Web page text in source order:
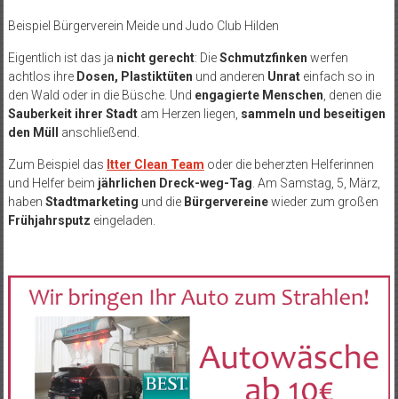
Beispiel Bürgerverein Meide und Judo Club Hilden
Eigentlich ist das ja nicht gerecht: DieSchmutzfinken werfen
achtlos ihre Dosen, Plastiktüten und anderen Unrateinfach so in
den Wald oder in die Büsche. Und engagierte Menschen , denen die
Sauberkeit ihrer Stadtam Herzen liegen, sammeln und beseitigen
den Müll anschließend.
Zum Beispiel das Itter Clean Team oder die beherzten Helferinnen
und Helfer beim jährlichen Dreck-weg-Tag . Am Samstag, 5, März,
haben Stadtmarketing und die Bürgervereinewieder zum großen
Frühjahrsputz eingeladen.